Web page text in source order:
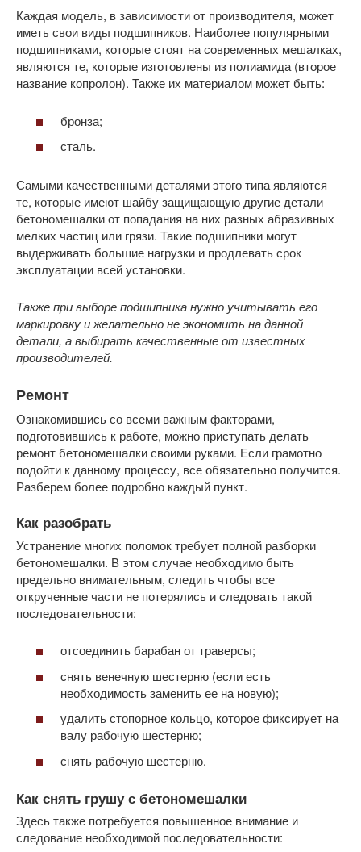
Каждая модель, в зависимости от производителя, может
иметь свои виды подшипников. Наиболее популярными
подшипниками, которые стоят на современных мешалках,
являются те, которые изготовлены из полиамида (второе
название копролон). Также их материалом может быть:
бронза;
сталь.
Самыми качественными деталями этого типа являются
те, которые имеют шайбу защищающую другие детали
бетономешалки от попадания на них разных абразивных
мелких частиц или грязи. Такие подшипники могут
выдерживать большие нагрузки и продлевать срок
эксплуатации всей установки.
Также при выборе подшипника нужно учитывать его
маркировку и желательно не экономить на данной
детали, а выбирать качественные от известных
производителей.
Ремонт
Ознакомившись со всеми важным факторами,
подготовившись к работе, можно приступать делать
ремонт бетономешалки своими руками. Если грамотно
подойти к данному процессу, все обязательно получится.
Разберем более подробно каждый пункт.
Как разобрать
Устранение многих поломок требует полной разборки
бетономешалки. В этом случае необходимо быть
предельно внимательным, следить чтобы все
открученные части не потерялись и следовать такой
последовательности:
отсоединить барабан от траверсы;
снять венечную шестерню (если есть
необходимость заменить ее на новую);
удалить стопорное кольцо, которое фиксирует на
валу рабочую шестерню;
снять рабочую шестерню.
Как снять грушу с бетономешалки
Здесь также потребуется повышенное внимание и
следование необходимой последовательности: